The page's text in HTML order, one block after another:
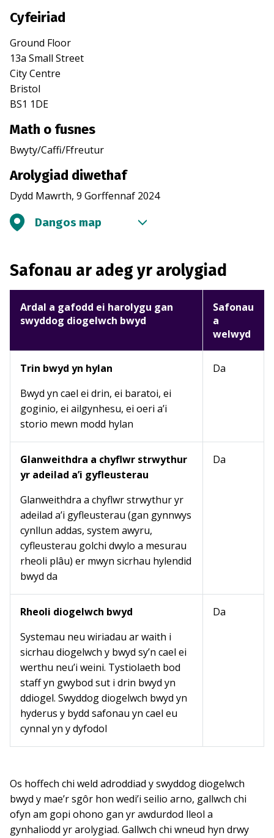
Cyfeiriad
Ground Floor
13a Small Street
City Centre
Bristol
BS1 1DE
Math o fusnes
Bwyty/Caffi/Ffreutur
Arolygiad diwethaf
Dydd Mawrth, 9 Gorffennaf 2024
Dangos map
Safonau ar adeg yr arolygiad
Ardal a gafodd ei harolygu gan
swyddog diogelwch bwyd
Safonau
a
welwyd
Trin bwyd yn hylan
Bwyd yn cael ei drin, ei baratoi, ei
goginio, ei ailgynhesu, ei oeri a’i
storio mewn modd hylan
Da
Glanweithdra a chyflwr strwythur
yr adeilad a’i gyfleusterau
Glanweithdra a chyflwr strwythur yr
adeilad a’i gyfleusterau (gan gynnwys
cynllun addas, system awyru,
cyfleusterau golchi dwylo a mesurau
rheoli plâu) er mwyn sicrhau hylendid
bwyd da
Da
Rheoli diogelwch bwyd
Systemau neu wiriadau ar waith i
sicrhau diogelwch y bwyd sy’n cael ei
werthu neu’i weini. Tystiolaeth bod
staff yn gwybod sut i drin bwyd yn
ddiogel. Swyddog diogelwch bwyd yn
hyderus y bydd safonau yn cael eu
cynnal yn y dyfodol
Da
Os hoffech chi weld adroddiad y swyddog diogelwch
bwyd y mae’r sgôr hon wedi’i seilio arno, gallwch chi
ofyn am gopi ohono gan yr awdurdod lleol a
gynhaliodd yr arolygiad. Gallwch chi wneud hyn drwy